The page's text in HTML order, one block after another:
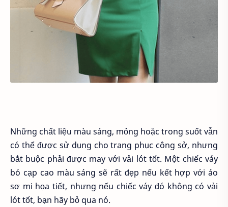
Những chất liệu màu sáng, mỏng hoặc trong suốt vẫn
có thể được sử dụng cho trang phục công sở, nhưng
bắt buộc phải được may với vải lót tốt. Một chiếc váy
bó cạp cao màu sáng sẽ rất đẹp nếu kết hợp với áo
sơ mi họa tiết, nhưng nếu chiếc váy đó không có vải
lót tốt, bạn hãy bỏ qua nó.